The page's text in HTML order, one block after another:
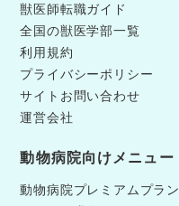
獣医師転職ガイド
全国の獣医学部一覧
利用規約
プライバシーポリシー
サイトお問い合わせ
運営会社
動物病院向けメニュー
動物病院プレミアムプラン